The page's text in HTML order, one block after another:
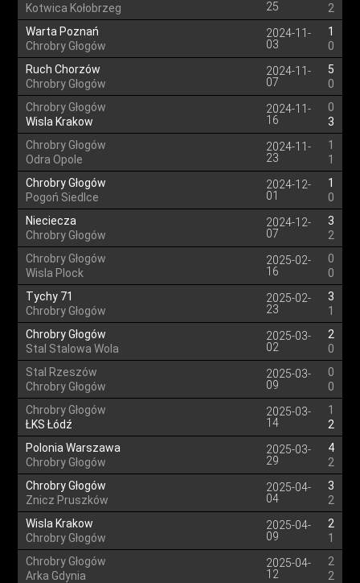
Kotwica Kołobrzeg
25
2
Warta Poznań
Chrobry Głogów
2024-11-
03
1
0
Ruch Chorzów
Chrobry Głogów
2024-11-
07
5
0
Chrobry Głogów
Wisla Krakow
2024-11-
16
0
3
Chrobry Głogów
Odra Opole
2024-11-
23
1
1
Chrobry Głogów
Pogoń Siedlce
2024-12-
01
1
0
Nieciecza
Chrobry Głogów
2024-12-
07
3
2
Chrobry Głogów
Wisla Plock
2025-02-
16
0
0
Tychy 71
Chrobry Głogów
2025-02-
23
3
1
Chrobry Głogów
Stal Stalowa Wola
2025-03-
02
2
0
Stal Rzeszów
Chrobry Głogów
2025-03-
09
0
0
Chrobry Głogów
ŁKS Łódź
2025-03-
14
1
2
Polonia Warszawa
Chrobry Głogów
2025-03-
29
4
2
Chrobry Głogów
Znicz Pruszków
2025-04-
04
3
2
Wisla Krakow
Chrobry Głogów
2025-04-
09
2
1
Chrobry Głogów
Arka Gdynia
2025-04-
12
2
2